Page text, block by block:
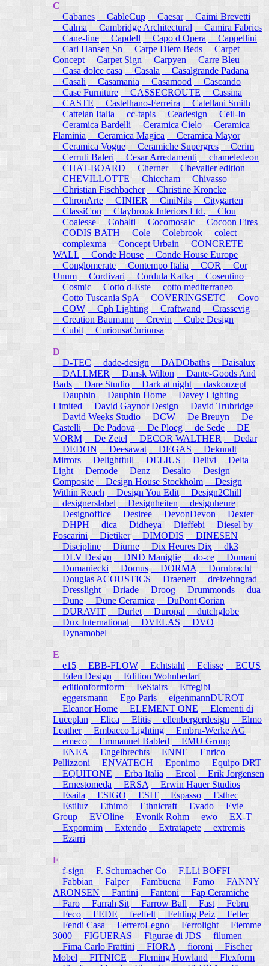
C
Cabanes
CableCup Caesar
Caimi Brevetti
Calma
Cambridge Architectural
Camira Fabrics
Cane-line
Capdell Capo d Opera
Cappellini
Carl Hansen Sn
Carpe Diem Beds
Carpet
Concept
Carpet Sign Carpyen
Carre Bleu
Casa dolce casa
Casala
Casalgrande Padana
Casali
Casamania Casamood
Cascando
Case Furniture
CASSECROUTE
Cassina
CASTE
Castelhano-Ferreira
Catellani Smith
Cattelan Italia
cc-tapis Ceadesign
Ceil-In
Ceramica Bardelli
Ceramica Cielo
Ceramica
Flaminia
Ceramica Magica
Ceramica Mayor
Ceramica Vogue
Ceramiche Supergres Cerim
Cerruti Baleri
Cesar Arredamenti
chameledeon
CHAT-BOARD
Cherner
Chevalier edition
CHEVILLOTTE
Chiccham
Chivasso
Christian Fischbacher
Christine Kroncke
ChronArte
CINIER CiniNils
Citygarten
ClassiCon
Claybrook Interiors Ltd.
Clou
Coalesse
Cobalti Cocomosaic
Cocoon Fires
CODIS BATH
Cole Colebrook
colect
complexma
Concept Urbain
CONCRETE
WALL
Conde House
Conde House Europe
Conglomerate
Contempo Italia COR
Cor
Unum
Cordivari Cordula Kafka
Cosentino
Cosmic
Cotto d-Este
cotto mediterraneo
Cotto Tuscania SpA
COVERINGSETC
Covo
COW
Cph Lighting Craftwand
Crassevig
Creation Baumann
Crevin
Cube Design
Cubit
CuriousaCuriousa
D
D-TEC
dade-design DADObaths
Daisalux
DALLMER
Dansk Wilton
Dante-Goods And
Bads
Dare Studio Dark at night
daskonzept
Dauphin
Dauphin Home
Davey Lighting
Limited
David Gaynor Design
David Trubridge
David Weeks Studio
DCW De Breuyn
De
Castelli
De Padova De Ploeg de Sede
DE
VORM
De Zetel DECOR WALTHER
Dedar
DEDON
Deesawat DEGAS
Deknudt
Mirrors
Delightfull DELIUS Delivi
Delta
Light
Demode Denz Desalto
Design
Composite
Design House Stockholm
Design
Within Reach
Design You Edit
Design2Chill
designerslabel
Designheiten
designheure
Designoffice
Desiree DevonDevon
Dexter
DHPH
dica Didheya Dieffebi
Diesel by
Foscarini
Dietiker DIMODIS
DINESEN
Discipline
Diurne Dix Heures Dix
dk3
DLV Design
DND Maniglie do-ce
Domani
Domaniecki
Domus DORMA
Dornbracht
Douglas ACOUSTICS
Draenert
dreizehngrad
Dresslight Driade Droog Drummonds
dua
Dune
Dune Ceramica
DuPont Corian
DURAVIT
Durlet Duropal
dutchglobe
Dux International
DVELAS
DVO
Dynamobel
E
e15 EBB-FLOW Echtstahl Eclisse
ECUS
Eden Design
Edition Wohnbedarf
editionformform
EeStairs
Effegibi
eggersmann
Ego Paris
eigenmannDUROT
Eleanor Home
ELEMENT ONE
Elementi di
Luceplan
Elica Elitis ellenbergerdesign
Elmo
Leather
Embacco Lighting
Embru-Werke AG
emeco
Emmanuel Babled
EMU Group
ENEA
Engelbrechts ENNE
Enrico
Pellizzoni ENVATECH Eponimo
Equipo DRT
EQUITONE
Erba Italia Ercol
Erik Jorgensen
Ernestomeda
ERSA
Erwin Hauer Studios
Esaila
ESIGO ESIT Espasso
Esthec
Estiluz
Ethimo Ethnicraft Evado
Evie
Group
EVOline Evonik Rohm ewo
EX-T
Expormim
Extendo Extratapete
extremis
Ezarri
F
f-sign
F. Schumacher Co
F.LLi BOFFI
Fabbian
Falper Fambuena Famo
FANNY
ARONSEN
Fantini Fantoni
Fap Ceramiche
Faro
Farrah Sit Farrow Ball Fast
Febru
Feco
FEDE feelfelt Fehling Peiz
Feller
Fendi Casa
FerreroLegno Ferrolight
Fiemme
3000
FIGUERAS Figurae di JDS
filumen
Fima Carlo Frattini
FIORA fioroni
Fischer
Mobel
FITNICE Fleming Howland
Flexform